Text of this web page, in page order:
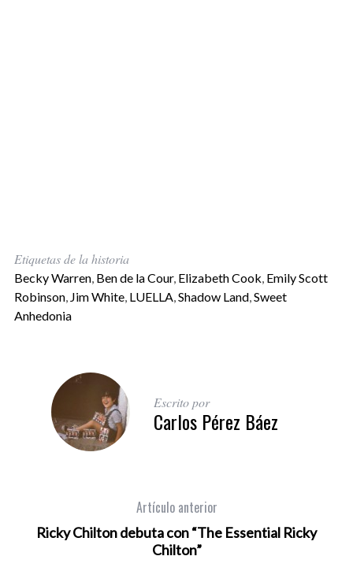
Etiquetas de la historia
Becky Warren, Ben de la Cour, Elizabeth Cook, Emily Scott
Robinson, Jim White, LUELLA,Shadow Land,Sweet
Anhedonia
Escrito por
Carlos Pérez Báez
Artículo anterior
Ricky Chilton debuta con “The Essential Ricky
Chilton”